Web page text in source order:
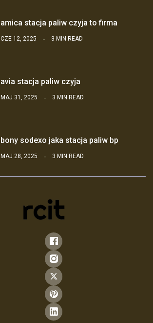
amica stacja paliw czyja to firma
CZE 12, 2025 3 MIN READ
avia stacja paliw czyja
MAJ 31, 2025 3 MIN READ
bony sodexo jaka stacja paliw bp
MAJ 28, 2025 3 MIN READ